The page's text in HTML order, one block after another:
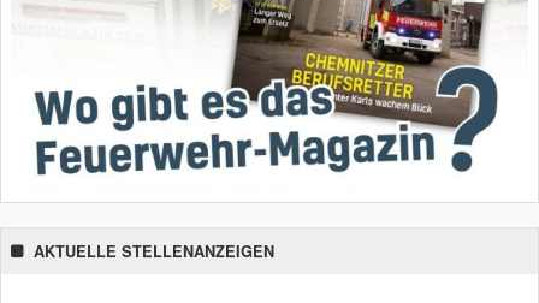
AKTUELLE STELLENANZEIGEN